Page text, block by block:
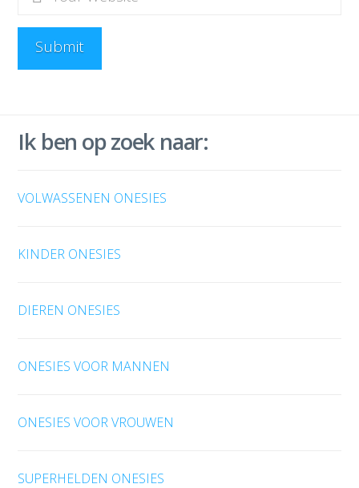
Ik ben op zoek naar:
VOLWASSENEN ONESIES
KINDER ONESIES
DIEREN ONESIES
ONESIES VOOR MANNEN
ONESIES VOOR VROUWEN
SUPERHELDEN ONESIES